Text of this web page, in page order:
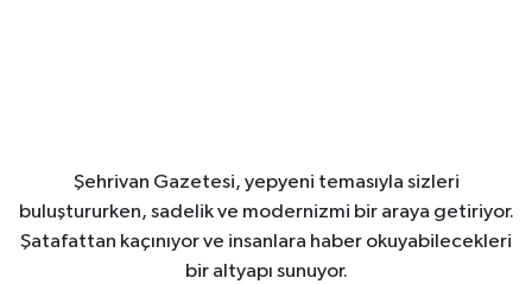
Şehrivan Gazetesi, yepyeni temasıyla sizleri
buluştururken, sadelik ve modernizmi bir araya getiriyor.
Şatafattan kaçınıyor ve insanlara haber okuyabilecekleri
bir altyapı sunuyor.